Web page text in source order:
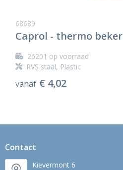
68689
Caprol - thermo beker
26201 op voorraad
RVS staal, Plastic
vanaf € 4,02
Contact
Kievermont 6